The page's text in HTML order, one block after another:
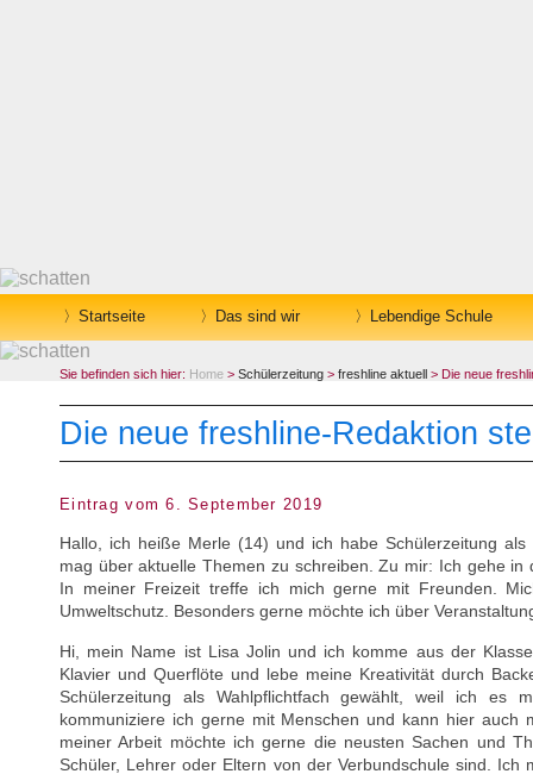
Startseite Das sind wir Lebendige Schule
Sie befinden sich hier: Home > Schülerzeitung > freshline aktuell > Die neue
Die neue freshline-Redaktion
Eintrag vom 6. September 2019
Hallo, ich heiße Merle (14) und ich habe Schülerzeitung
mag über aktuelle Themen zu schreiben. Zu mir: Ich gehe
In meiner Freizeit treffe ich mich gerne mit Freunden.
Umweltschutz. Besonders gerne möchte ich über
Hi, mein Name ist Lisa Jolin und ich komme aus der
Klavier und Querflöte und lebe meine Kreativität durch
Schülerzeitung als Wahlpflichtfach gewählt, weil ich es
kommuniziere ich gerne mit Menschen und kann hier auch
meiner Arbeit möchte ich gerne die neusten Sachen und
Schüler, Lehrer oder Eltern von der Verbundschule sind. Ich